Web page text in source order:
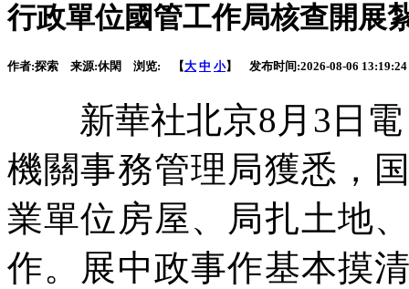
行政單位國管工作局核查開展
作者:探索 来源:休閑 浏览: 【大 中 小】 发布时间:2026-08-06 13:19:24
新華社北京8月3日電
機關事務管理局獲悉，
業單位房屋、局扎土地
作。展中政事作基本摸